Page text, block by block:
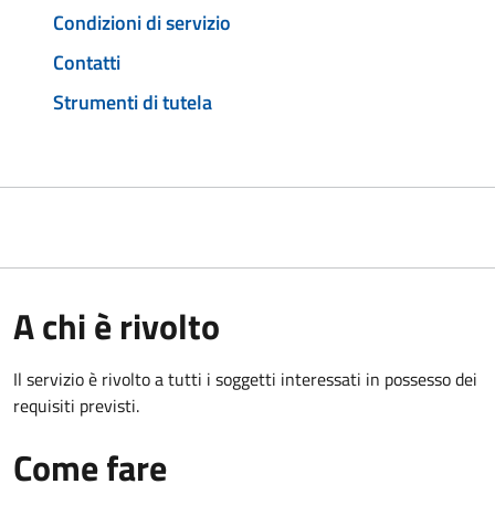
Condizioni di servizio
Contatti
Strumenti di tutela
A chi è rivolto
Il servizio è rivolto a tutti i soggetti interessati in possesso dei
requisiti previsti.
Come fare